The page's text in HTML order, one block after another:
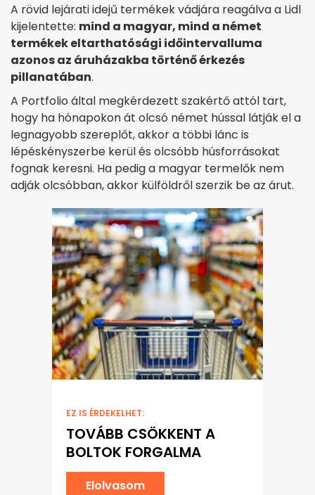
A rövid lejárati idejű termékek vádjára reagálva a Lidl
kijelentette: mind a magyar, mind a német
termékek eltarthatósági időintervalluma
azonos az áruházakba történő érkezés
pillanatában.
A Portfolio által megkérdezett szakértő attól tart,
hogy ha hónapokon át olcsó német hússal látják el a
legnagyobb szereplőt, akkor a többi lánc is
lépéskényszerbe kerül és olcsóbb húsforrásokat
fognak keresni. Ha pedig a magyar termelők nem
adják olcsóbban, akkor külföldről szerzik be az árut.
EZ IS ÉRDEKELHET:
TOVÁBB CSÖKKENT A
BOLTOK FORGALMA
Elolvasom